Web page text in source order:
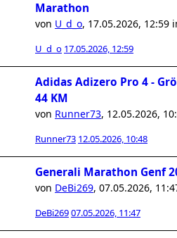
Marathon
von U_d_o, 17.05.2026, 12:59
U_d_o 17.05.2026, 12:59
Adidas Adizero Pro 4 -
44 KM
von Runner73, 12.05.2026,
Runner73 12.05.2026, 10:48
Generali Marathon Genf
von DeBi269, 07.05.2026,
DeBi26907.05.2026, 11:47